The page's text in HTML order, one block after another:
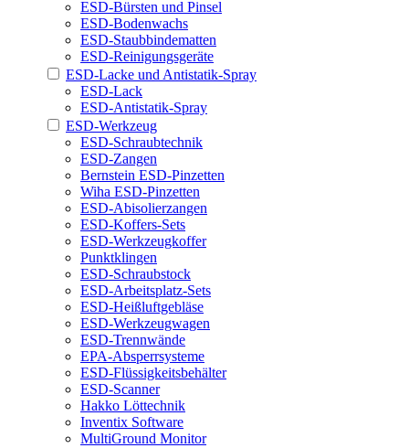
ESD-Bürsten und Pinsel
ESD-Bodenwachs
ESD-Staubbindematten
ESD-Reinigungsgeräte
ESD-Lacke und Antistatik-Spray
ESD-Lack
ESD-Antistatik-Spray
ESD-Werkzeug
ESD-Schraubtechnik
ESD-Zangen
Bernstein ESD-Pinzetten
Wiha ESD-Pinzetten
ESD-Abisolierzangen
ESD-Koffers-Sets
ESD-Werkzeugkoffer
Punktklingen
ESD-Schraubstock
ESD-Arbeitsplatz-Sets
ESD-Heißluftgebläse
ESD-Werkzeugwagen
ESD-Trennwände
EPA-Absperrsysteme
ESD-Flüssigkeitsbehälter
ESD-Scanner
Hakko Löttechnik
Inventix Software
MultiGround Monitor